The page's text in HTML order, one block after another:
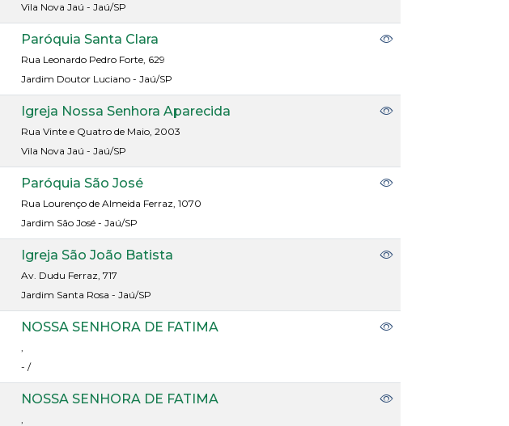
Vila Nova Jaú - Jaú/SP
Paróquia Santa Clara
Rua Leonardo Pedro Forte, 629
Jardim Doutor Luciano - Jaú/SP
Igreja Nossa Senhora Aparecida
Rua Vinte e Quatro de Maio, 2003
Vila Nova Jaú - Jaú/SP
Paróquia São José
Rua Lourenço de Almeida Ferraz, 1070
Jardim São José - Jaú/SP
Igreja São João Batista
Av. Dudu Ferraz, 717
Jardim Santa Rosa - Jaú/SP
NOSSA SENHORA DE FATIMA
,
- /
NOSSA SENHORA DE FATIMA
,